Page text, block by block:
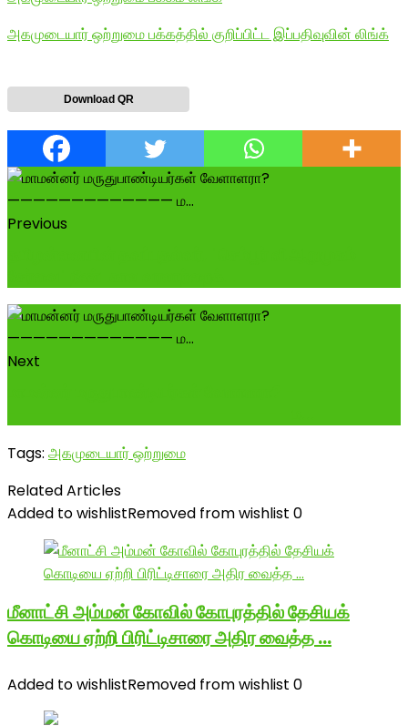
அகமுடையார் ஒற்றுமை பக்கத்தில் குறிப்பிட்ட இப்பதிவுவின் லிங்க்
Download QR
Previous
Next
Tags: அகமுடையார் ஒற்றுமை
Related Articles
Added to wishlistRemoved from wishlist 0
மீனாட்சி அம்மன் கோவில் கோபுரத்தில் தேசியக்
கொடியை ஏற்றி பிரிட்டிசாரை அதிர வைத்த …
Added to wishlistRemoved from wishlist 0